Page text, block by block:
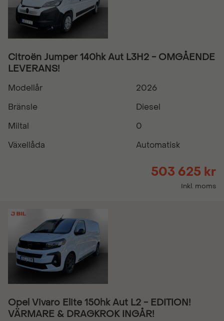
Citroën Jumper 140hk Aut L3H2 - OMGÅENDE
LEVERANS!
Modellår
2026
Bränsle
Diesel
Miltal
0
Växellåda
Automatisk
503 625 kr
Inkl. moms
Opel Vivaro Elite 150hk Aut L2 - EDITION!
VÄRMARE & DRAGKROK INGÅR!